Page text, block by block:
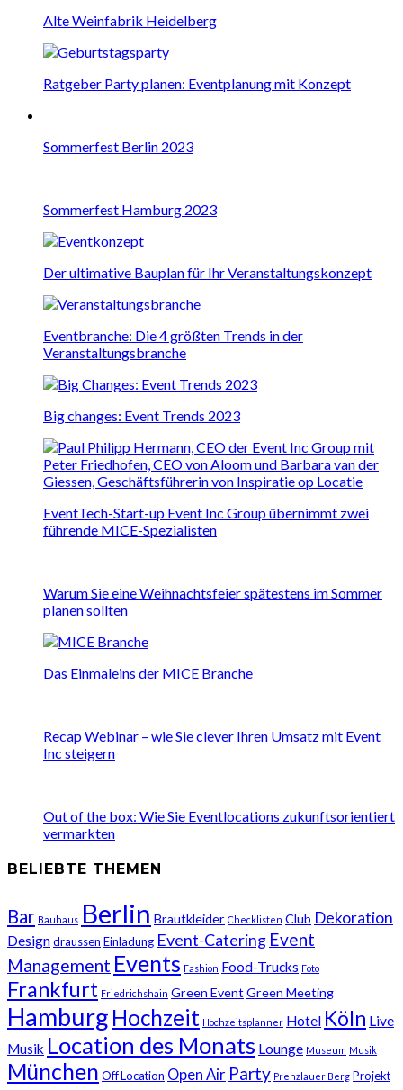
Alte Weinfabrik Heidelberg
Ratgeber Party planen: Eventplanung mit Konzept
Sommerfest Berlin 2023
Sommerfest Hamburg 2023
Der ultimative Bauplan für Ihr Veranstaltungskonzept
Eventbranche: Die 4 größten Trends in der
Veranstaltungsbranche
Big changes: Event Trends 2023
EventTech-Start-up Event Inc Group übernimmt zwei
führende MICE-Spezialisten
Warum Sie eine Weihnachtsfeier spätestens im Sommer
planen sollten
Das Einmaleins der MICE Branche
Recap Webinar – wie Sie clever Ihren Umsatz mit Event
Inc steigern
Out of the box: Wie Sie Eventlocations zukunftsorientiert
vermarkten
BELIEBTE THEMEN
Bar Bauhaus Berlin Brautkleider Checklisten Club Dekoration
Designdraussen Einladung Event-Catering Event
Management Events Fashion Food-Trucks Foto
Frankfurt Friedrichshain Green EventGreen Meeting
Hamburg Hochzeit Hochzeitsplanner Hotel Köln Live
Musik Location des Monats Lounge Museum Musik
München Off Location Open Air Party Prenzlauer Berg Projekt